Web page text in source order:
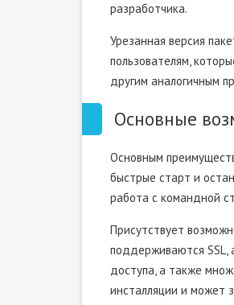
разработчика.
Урезанная версия
пользователям,
другим аналогичным
Основные
Основным
быстрые старт и
работа с командной
Присутствует
поддерживаются SSL,
доступа, а также
инсталляции и может